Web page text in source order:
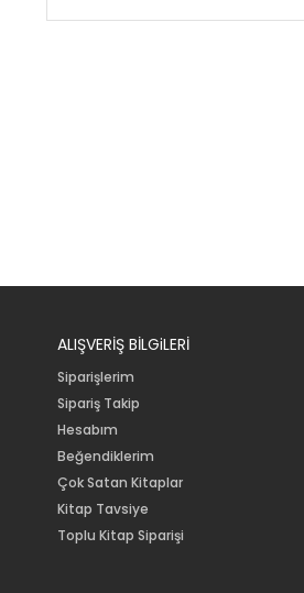
ALIŞVERİŞ BİLGiLERİ
Siparişlerim
Sipariş Takip
Hesabım
Beğendiklerim
Çok Satan Kitaplar
Kitap Tavsiye
Toplu Kitap Siparişi